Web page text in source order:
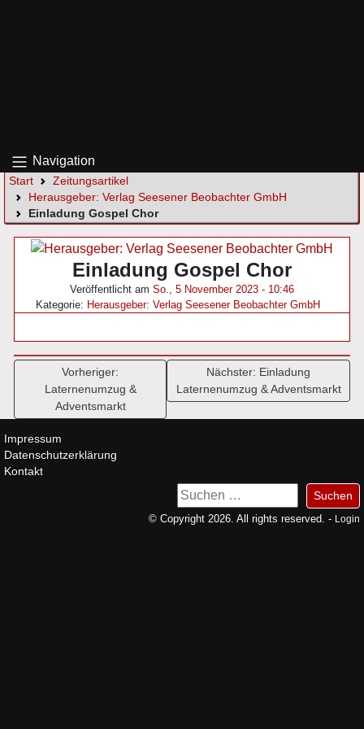
Navigation
Start
Zeitungsartikel
Herausgeber: Verlag Seesener Beobachter GmbH
Einladung Gospel Chor
Einladung Gospel Chor
Veröffentlicht am So., 5 November 2023 - 10:46
Kategorie: Herausgeber: Verlag Seesener Beobachter GmbH
Beitragsnavigation
Vorheriger:
Laternenumzug &
Adventsmarkt
Nächster: Einladung
Laternenumzug & Adventsmarkt
Impressum
Datenschutzerklärung
Kontakt
Suchen
nach:
© Copyright 2026. All rights reserved. - Login